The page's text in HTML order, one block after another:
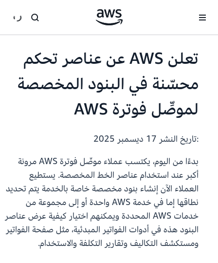
تعلن AWS عن عناصر تحكم
محسّنة في البنود المخصصة
لموصِّل فوترة AWS
:تاريخ النشر
بدءًا من اليوم، يكتسب عملاء موصِّل فوترة AWS مرونة
أكبر عند استخدام عناصر الخط المخصصة. يستطيع
العملاء الآن إنشاء بنود مخصصة خاصة بالخدمة يتم تحديد
نطاقها إما في خدمة AWS واحدة أو إلى مجموعة من
خدمات AWS المحددة ويمكنهم اختيار كيفية عرض عناصر
البنود هذه في أدوات الفواتير المبدئية، مثل صفحة الفواتير
ومستكشف التكاليف وتقارير التكلفة والاستخدام.